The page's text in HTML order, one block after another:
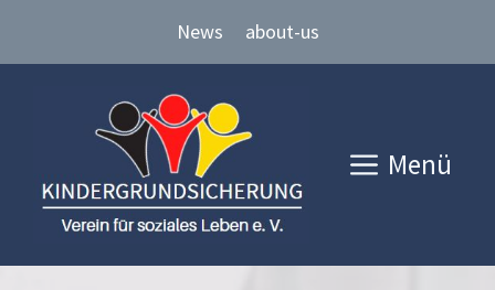
News about-us
Menü